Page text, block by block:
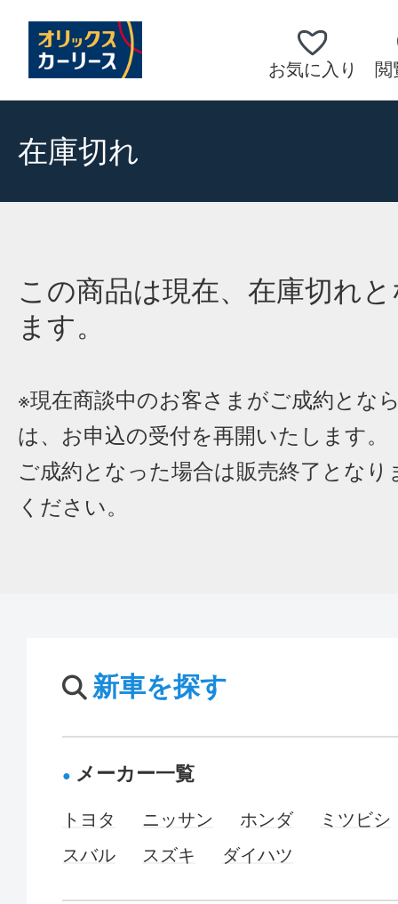
お気に入り 閲
在庫切れ
この商品は現在、在庫切れ
ます。
※現在商談中のお客さまがご成約とな
は、お申込の受付を再開いたします。
ご成約となった場合は販売終了となり
ください。
新車を探す
メーカー一覧
トヨタ ニッサン ホンダ
ミツビシ
スバル
スズキ ダイハツ